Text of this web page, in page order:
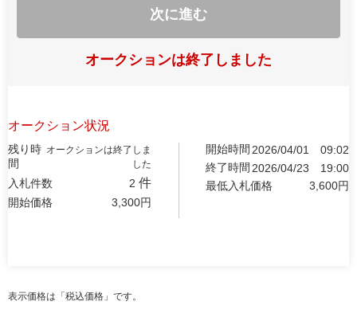
次に進む
オークションは終了しました
オークション状況
残り時
間
オークションは終了しま
した
入札件数 2 件
開始価格 3,300円
開始時間 2026/04/01
09:02
終了時間 2026/04/23
19:00
最低入札価格
3,600円
表示価格は「税込価格」です。